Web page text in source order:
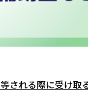
される際に受け取